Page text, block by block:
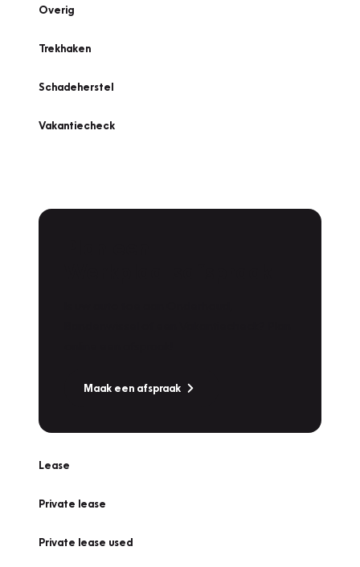
Overig
Trekhaken
Schadeherstel
Vakantiecheck
Maak een afspraak
Lease
Private lease
Private lease used